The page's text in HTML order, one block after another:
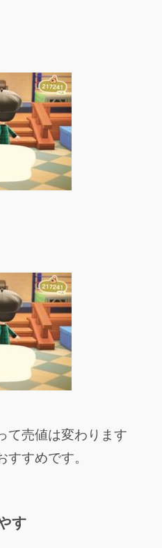
て売値は変わります
すめです。
す